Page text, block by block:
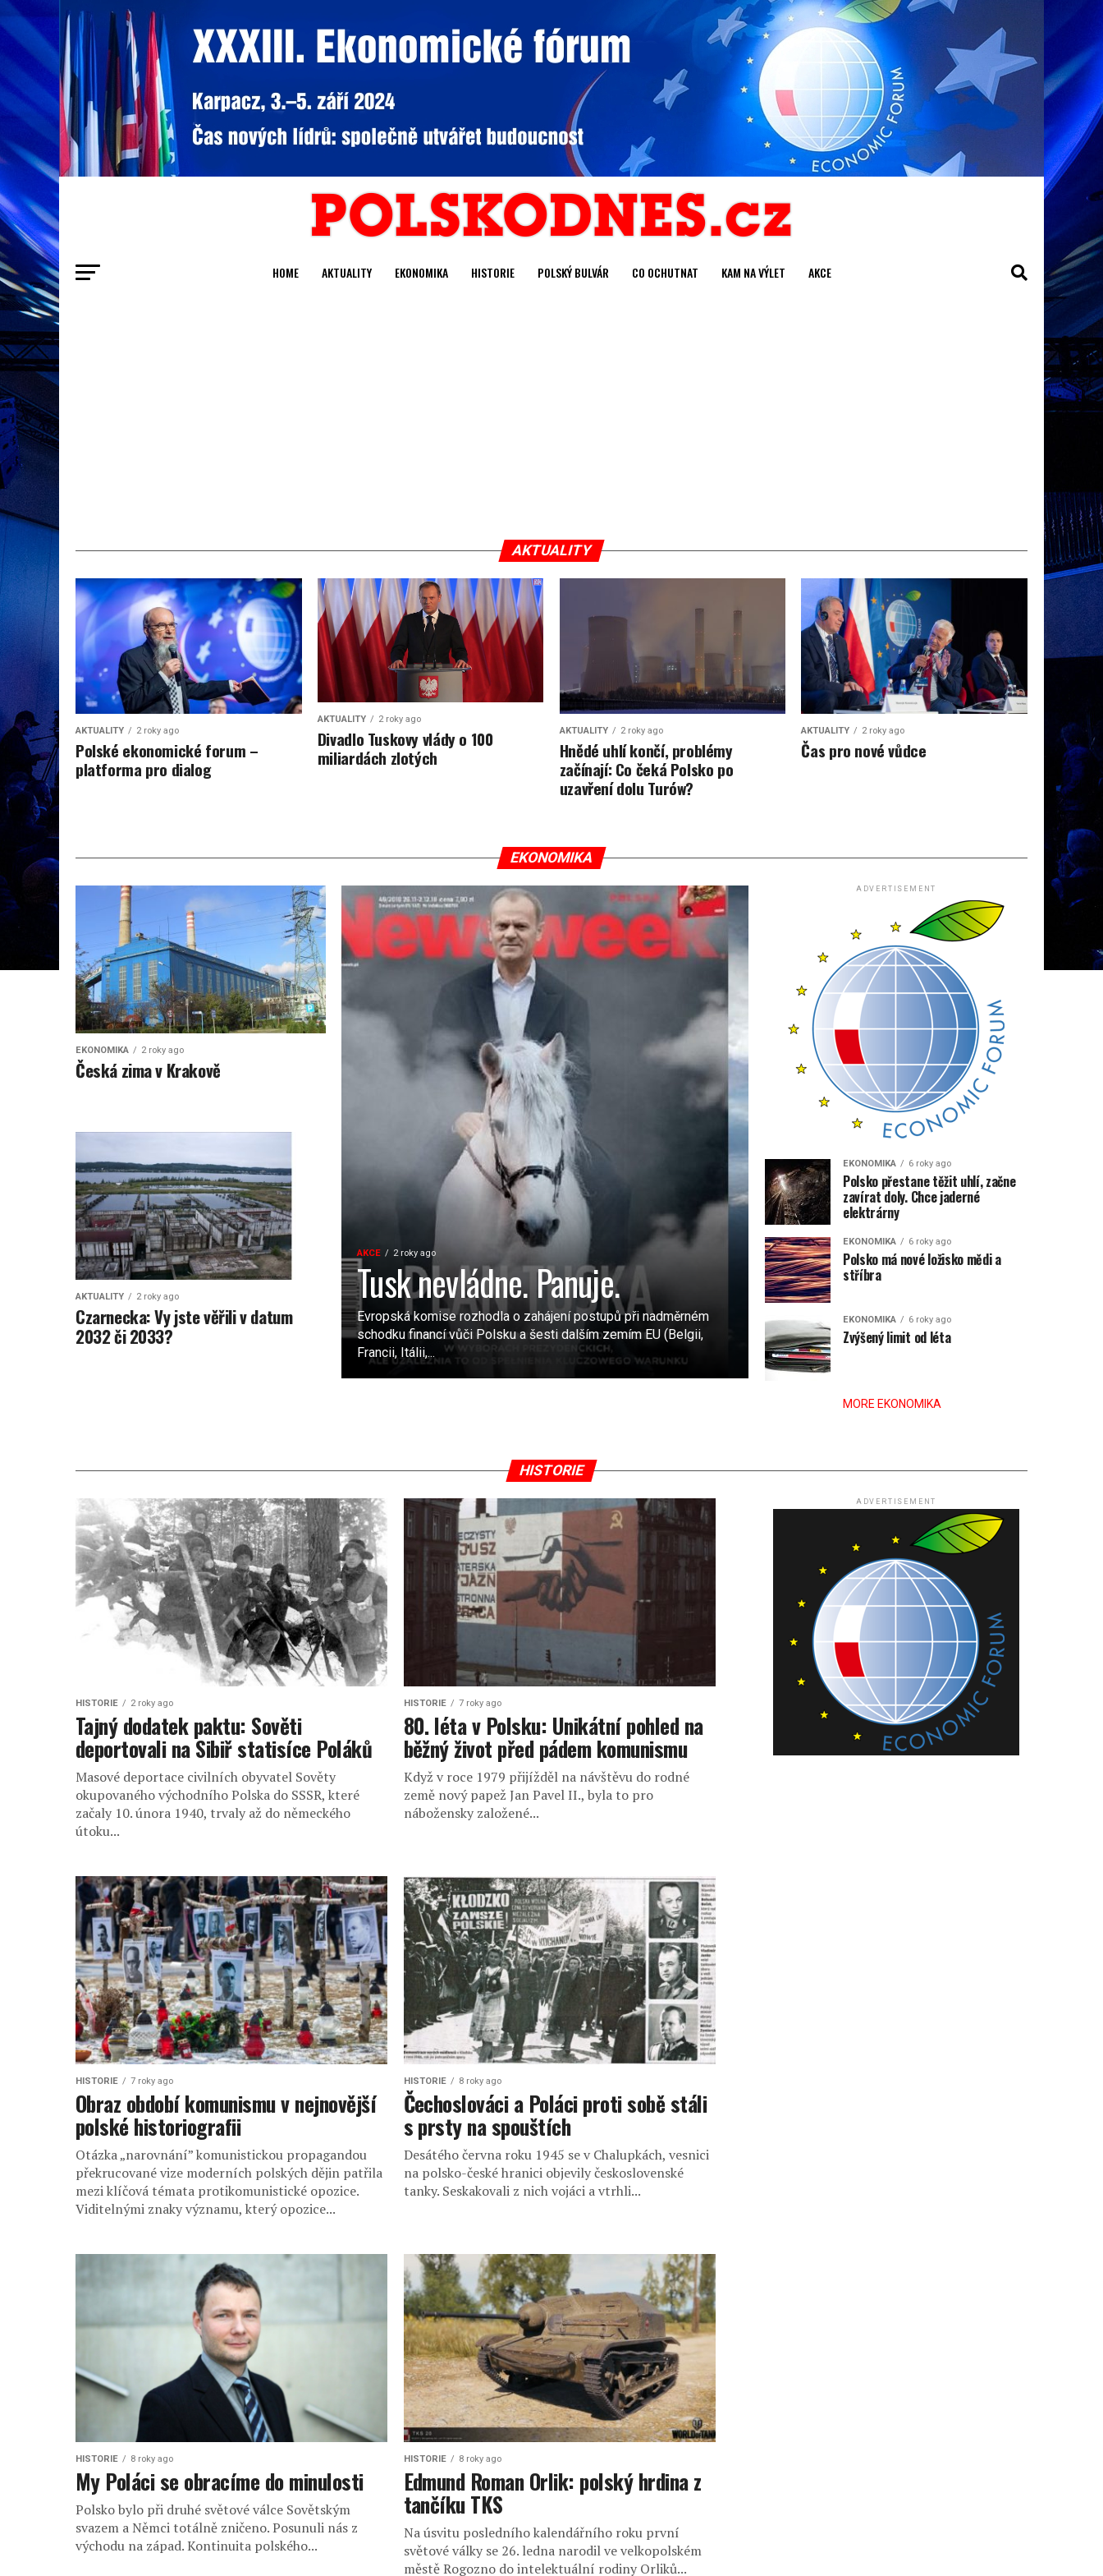
HOME AKTUALITY EKONOMIKA HISTORIE POLSKÝ BULVÁR CO OCHUTNAT KAM NA VÝLET AKCE
AKTUALITY
AKTUALITY 2 roky ago
Polské ekonomické forum –
platforma pro dialog
AKTUALITY 2 roky ago
Divadlo Tuskovy vlády o 100
miliardách zlotých
AKTUALITY 2 roky ago
Hnědé uhlí končí, problémy
začínají: Co čeká Polsko po
uzavření dolu Turów?
AKTUALITY 2 roky ago
Čas pro nové vůdce
EKONOMIKA
AKCE 2 roky ago
Tusk nevládne. Panuje.
Evropská komise rozhodla o zahájení postupů při nadměrném
schodku financí vůči Polsku a šesti dalším zemím EU (Belgii,
Francii, Itálii,...
EKONOMIKA 2 roky ago
Česká zima v Krakově
AKTUALITY 2 roky ago
Czarnecka: Vy jste věřili v datum
2032 či 2033?
ADVERTISEMENT
EKONOMIKA 6 roky ago
Polsko přestane těžit uhlí, začne
zavírat doly. Chce jaderné
elektrárny
EKONOMIKA 6 roky ago
Polsko má nové ložisko mědi a
stříbra
EKONOMIKA 6 roky ago
Zvýšený limit od léta
MORE EKONOMIKA
HISTORIE
HISTORIE 2 roky ago
Tajný dodatek paktu: Sověti
deportovali na Sibiř statisíce Poláků
Masové deportace civilních obyvatel Sověty
okupovaného východního Polska do SSSR, které
začaly 10. února 1940, trvaly až do německého
útoku...
HISTORIE 7 roky ago
80. léta v Polsku: Unikátní pohled na
běžný život před pádem komunismu
Když v roce 1979 přijížděl na návštěvu do rodné
země nový papež Jan Pavel II., byla to pro
nábožensky založené...
HISTORIE 7 roky ago
Obraz období komunismu v nejnovější
polské historiografii
Otázka „narovnání” komunistickou propagandou
překrucované vize moderních polských dějin patřila
mezi klíčová témata protikomunistické opozice.
Viditelnými znaky významu, který opozice...
HISTORIE 8 roky ago
Čechoslováci a Poláci proti sobě stáli
s prsty na spouštích
Desátého června roku 1945 se v Chalupkách, vesnici
na polsko-české hranici objevily československé
tanky. Seskakovali z nich vojáci a vtrhli...
HISTORIE 8 roky ago
My Poláci se obracíme do minulosti
Polsko bylo při druhé světové válce Sovětským
svazem a Němci totálně zničeno. Posunuli nás z
východu na západ. Kontinuita polského...
HISTORIE 8 roky ago
Edmund Roman Orlik: polský hrdina z
tančíku TKS
Na úsvitu posledního kalendářního roku první
světové války se 26. ledna narodil ve velkopolském
městě Rogozno do intelektuální rodiny Orliků...
ADVERTISEMENT